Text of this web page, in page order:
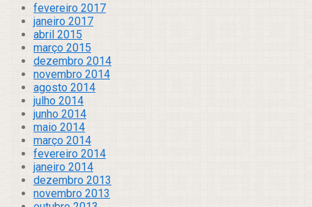
fevereiro 2017
janeiro 2017
abril 2015
março 2015
dezembro 2014
novembro 2014
agosto 2014
julho 2014
junho 2014
maio 2014
março 2014
fevereiro 2014
janeiro 2014
dezembro 2013
novembro 2013